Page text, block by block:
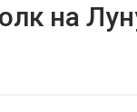
на